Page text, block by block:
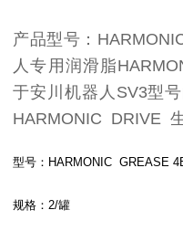
产品型号：
人专用润滑脂
于安川机器人SV3型
HARMONIC DRIVE
型号：HARMONIC GREASE
规格：2/罐